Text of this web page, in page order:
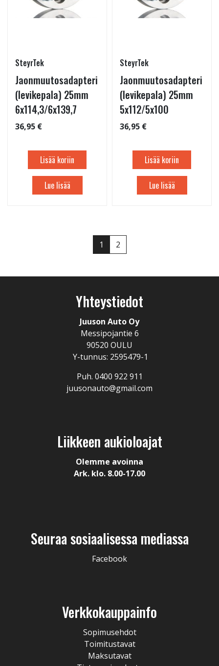
SteyrTek
Jaonmuutosadapteri
(levikepala) 25mm
6x114,3/6x139,7
36,95 €
Lisää koriin
Lue lisää
SteyrTek
Jaonmuutosadapteri
(levikepala) 25mm
5x112/5x100
36,95 €
Lisää koriin
Lue lisää
1 2
Yhteystiedot
Juuson Auto Oy
Messipojantie 6
90520 OULU
Y-tunnus: 2595479-1
Puh. 0400 922 911
juusonauto@gmail.com
Liikkeen aukioloajat
Olemme avoinna
Ark. klo. 8.00-17.00
Seuraa sosiaalisessa mediassa
Facebook
Verkkokauppainfo
Sopimusehdot
Toimitustavat
Maksutavat